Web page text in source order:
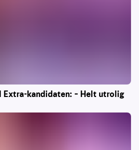
kandidaten: – Helt utrolig